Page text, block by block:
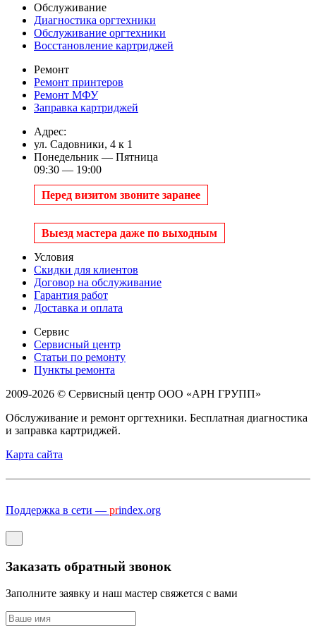
Обслуживание
Диагностика оргтехники
Обслуживание оргтехники
Восстановление картриджей
Ремонт
Ремонт принтеров
Ремонт МФУ
Заправка картриджей
Адрес:
ул. Садовники, 4 к 1
Понедельник — Пятница
09:30 — 19:00
Перед визитом звоните заранее
Выезд мастера даже по выходным
Условия
Скидки для клиентов
Договор на обслуживание
Гарантия работ
Доставка и оплата
Сервис
Сервисный центр
Статьи по ремонту
Пункты ремонта
2009-2026 © Сервисный центр ООО «АРН ГРУПП»
Обслуживание и ремонт оргтехники. Бесплатная диагностика
и заправка картриджей.
Карта сайта
Поддержка в сети — prindex.org
Заказать обратный звонок
Заполните заявку и наш мастер свяжется с вами